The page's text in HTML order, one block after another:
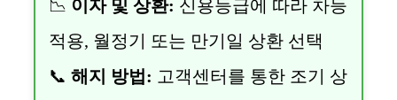
📉 이자 및 상환: 신용등급에 따라 차등
적용, 월정기 또는 만기일 상환 선택
📞 해지 방법: 고객센터를 통한 조기 상